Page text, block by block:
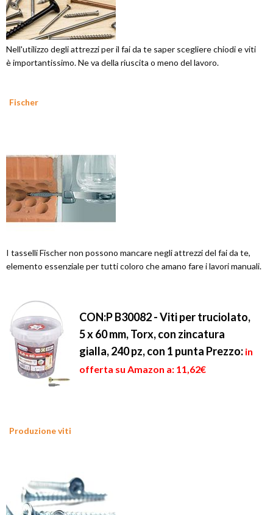
Nell'utilizzo degli attrezzi per il fai da te saper scegliere chiodi e viti
è importantissimo. Ne va della riuscita o meno del lavoro.
Fischer
I tasselli Fischer non possono mancare negli attrezzi del fai da te,
elemento essenziale per tutti coloro che amano fare i lavori manuali.
CON:P B30082 - Viti per truciolato,
5 x 60 mm, Torx, con zincatura
gialla, 240 pz, con 1 punta Prezzo: in
offerta su Amazon a: 11,62€
Produzione viti